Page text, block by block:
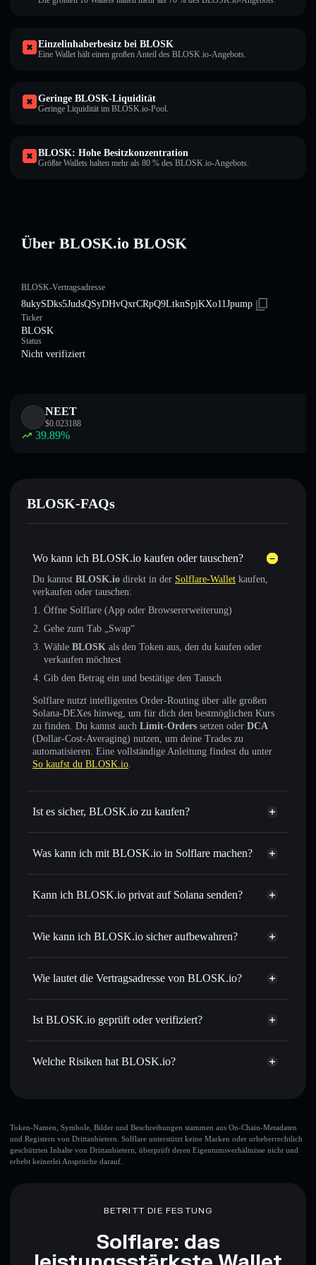
Einzelinhaberbesitz bei BLOSK
Eine Wallet hält einen großen Anteil des BLOSK.io-Angebots.
Geringe BLOSK-Liquidität
Geringe Liquidität im BLOSK.io-Pool.
BLOSK: Hohe Besitzkonzentration
Größte Wallets halten mehr als 80 % des BLOSK.io-Angebots.
Über BLOSK.io BLOSK
BLOSK-Vertragsadresse
8ukySDks5JudsQSyDHvQxrCRpQ9LtknSpjKXo11Jpump
Ticker
BLOSK
Status
Nicht verifiziert
NEET
$0.023188
39.89%
BLOSK-FAQs
Wo kann ich BLOSK.io kaufen oder tauschen?
Du kannst BLOSK.io direkt in der Solflare-Wallet kaufen,
verkaufen oder tauschen:
Öffne Solflare (App oder Browsererweiterung)
Gehe zum Tab „Swap“
Wähle BLOSK als den Token aus, den du kaufen oder
verkaufen möchtest
Gib den Betrag ein und bestätige den Tausch
Solflare nutzt intelligentes Order-Routing über alle großen
Solana-DEXes hinweg, um für dich den bestmöglichen Kurs
zu finden. Du kannst auch Limit-Orders setzen oder DCA
(Dollar-Cost-Averaging) nutzen, um deine Trades zu
automatisieren. Eine vollständige Anleitung findest du unter
So kaufst du BLOSK.io.
Ist es sicher, BLOSK.io zu kaufen?
BLOSK.io nicht verifiziert
Was kann ich mit BLOSK.io in Solflare machen?
BLOSK.io
Solflare-Wallet
Sofort tauschen– handle BLOSK gegen SOL, USDC oder
Routing zum bestmöglichen Kurs
Limit-Orders setzen– automatisiere Trades zu deinem
per Durchschnittskosteneffekt in BLOSK einsteigen
Privat senden– übertrage BLOSK, ohne Wallets öffentlich
Aggregators
In Echtzeit verfolgen– überwache Kurs, Volumen,
Marktkapitalisierung und Liquidität von BLOSK
Kann ich BLOSK.io privat auf Solana senden?
Privacy
Wie kann ich BLOSK.io sicher aufbewahren?
BLOSK.io
Wie lautet die Vertragsadresse von BLOSK.io?
BLOSK.io
BLOSK
Ist BLOSK.io geprüft oder verifiziert?
BLOSK.io
derzeit nicht
Welche Risiken hat BLOSK.io?
Top-10-Wallets
BLOSK.io
einzelne Wallet
Haftungsausschluss: Diese Informationen dienen
Token-Namen, Symbole, Bilder und Beschreibungen stammen aus On-Chain-Metadaten
und Registern von Drittanbietern. Solflare unterstützt keine Marken oder urheberrechtlich
geschützten Inhalte von Drittanbietern, überprüft deren Eigentumsverhältnisse nicht und
erhebt keinerlei Ansprüche darauf.
BETRITT DIE FESTUNG
Solflare: das